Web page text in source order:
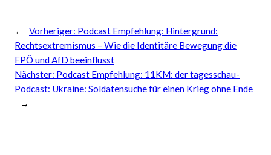
← Vorheriger: Podcast Empfehlung: Hintergrund:
Rechtsextremismus – Wie die Identitäre Bewegung die
FPÖ und AfD beeinflusst
Nächster: Podcast Empfehlung: 11KM: der tagesschau-
Podcast: Ukraine: Soldatensuche für einen Krieg ohne Ende
→